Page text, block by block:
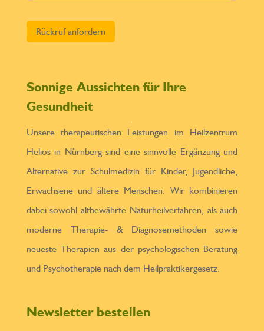
Sonnige Aussichten für Ihre
Gesundheit
Unsere therapeutischen Leistungen im Heilzentrum
Helios in Nürnberg sind eine sinnvolle Ergänzung und
Alternative zur Schulmedizin für Kinder, Jugendliche,
Erwachsene und ältere Menschen. Wir kombinieren
dabei sowohl altbewährte Naturheilverfahren, als auch
moderne Therapie- & Diagnosemethoden sowie
neueste Therapien aus der psychologischen Beratung
und Psychotherapie nach dem Heilpraktikergesetz.
Newsletter bestellen